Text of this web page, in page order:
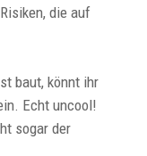
die auf
baut, könnt ihr
Echt uncool!
sogar der